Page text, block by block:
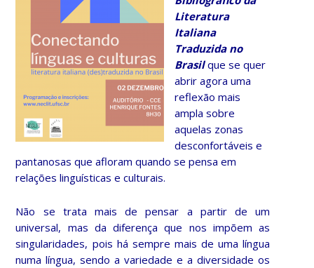
Literatura
Italiana
Traduzida no
Brasilque se quer
abrir agora uma
reflexão mais
ampla sobre
aquelas zonas
desconfortáveis e
pantanosas que afloram quando se pensa em
relações linguísticas e culturais.
Não se trata mais de pensar a partir de um
universal, mas da diferença que nos impõem as
singularidades, pois há sempre mais de uma língua
numa língua, sendo a variedade e a diversidade os